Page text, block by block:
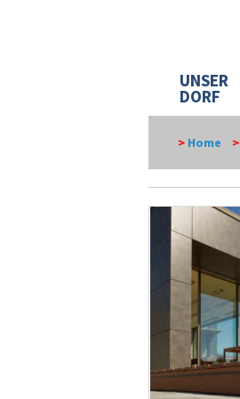
UNSER
DORF
> Home >